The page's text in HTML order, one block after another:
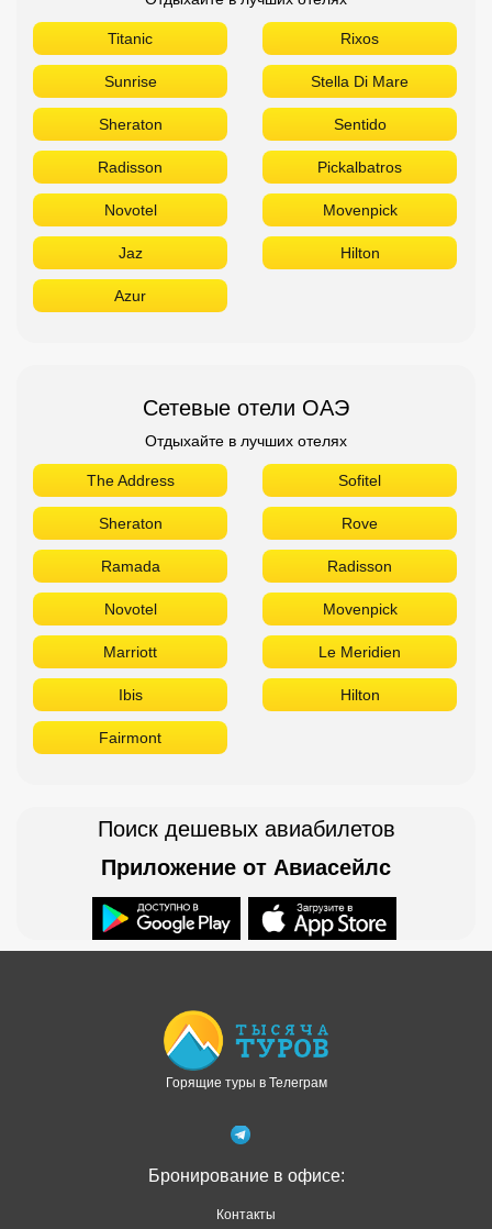
Titanic Rixos
Sunrise Stella Di Mare
Sheraton Sentido
Radisson Pickalbatros
Novotel Movenpick
Jaz Hilton
Azur
Сетевые отели ОАЭ
Отдыхайте в лучших отелях
The Address Sofitel
Sheraton Rove
Ramada Radisson
Novotel Movenpick
Marriott Le Meridien
Ibis Hilton
Fairmont
Поиск дешевых авиабилетов
Приложение от Авиасейлс
Горящие туры в Телеграм
Бронирование в офисе:
Контакты